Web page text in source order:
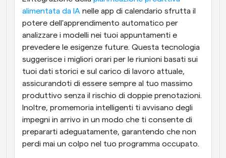
alimentata da IA nelle app di calendario sfrutta il
potere dell'apprendimento automatico per
analizzare i modelli nei tuoi appuntamenti e
prevedere le esigenze future. Questa tecnologia
suggerisce i migliori orari per le riunioni basati sui
tuoi dati storici e sul carico di lavoro attuale,
assicurandoti di essere sempre al tuo massimo
produttivo senza il rischio di doppie prenotazioni.
Inoltre, promemoria intelligenti ti avvisano degli
impegni in arrivo in un modo che ti consente di
prepararti adeguatamente, garantendo che non
perdi mai un colpo nel tuo programma occupato.